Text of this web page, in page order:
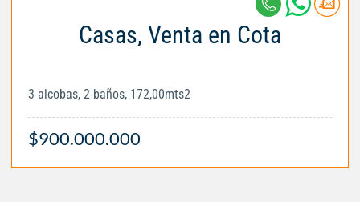
Casas, Venta en Cota
3 alcobas, 2 baños, 172,00mts2
$900.000.000